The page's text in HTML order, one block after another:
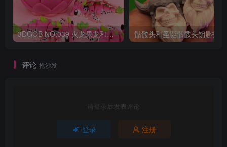
3DGOB NO:039 火龙果龙和龙蛋 DragonFruit_MiniDragon 骷髅头和圣诞骷髅头钥匙扣
评论 抢沙发
请登录后发表评论
登录 注册